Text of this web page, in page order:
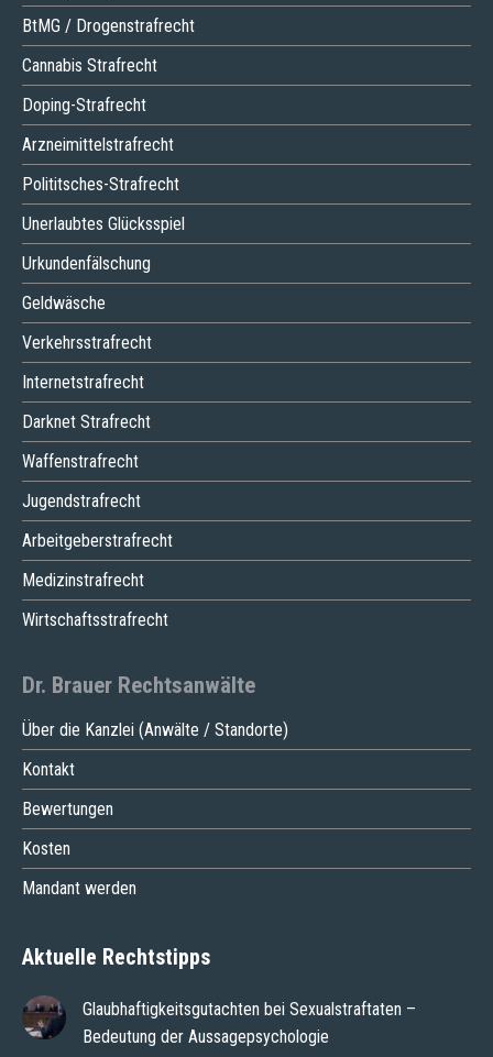
BtMG / Drogenstrafrecht
Cannabis Strafrecht
Doping-Strafrecht
Arzneimittelstrafrecht
Polititsches-Strafrecht
Unerlaubtes Glücksspiel
Urkundenfälschung
Geldwäsche
Verkehrsstrafrecht
Internetstrafrecht
Darknet Strafrecht
Waffenstrafrecht
Jugendstrafrecht
Arbeitgeberstrafrecht
Medizinstrafrecht
Wirtschaftsstrafrecht
Dr. Brauer Rechtsanwälte
Über die Kanzlei (Anwälte / Standorte)
Kontakt
Bewertungen
Kosten
Mandant werden
Aktuelle Rechtstipps
Glaubhaftigkeitsgutachten bei Sexualstraftaten –
Bedeutung der Aussagepsychologie